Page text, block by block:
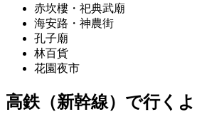
赤坎樓・祀典武廟
海安路・神農街
孔子廟
林百貨
花園夜市
高鉄（新幹線）で行くよ